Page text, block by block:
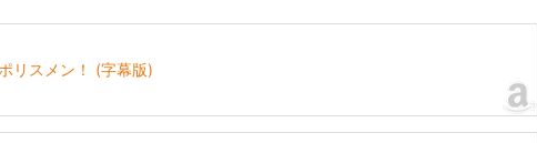
リスメン！ (字幕版)